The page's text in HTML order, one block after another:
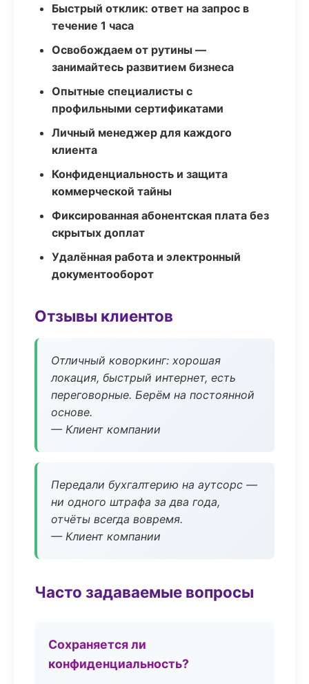
Быстрый отклик: ответ на запрос в
течение 1 часа
Освобождаем от рутины —
занимайтесь развитием бизнеса
Опытные специалисты с
профильными сертификатами
Личный менеджер для каждого
клиента
Конфиденциальность и защита
коммерческой тайны
Фиксированная абонентская плата без
скрытых доплат
Удалённая работа и электронный
документооборот
Отзывы клиентов
Отличный коворкинг: хорошая
локация, быстрый интернет, есть
переговорные. Берём на постоянной
основе.
— Клиент компании
Передали бухгалтерию на аутсорс —
ни одного штрафа за два года,
отчёты всегда вовремя.
— Клиент компании
Часто задаваемые вопросы
Сохраняется ли
конфиденциальность?